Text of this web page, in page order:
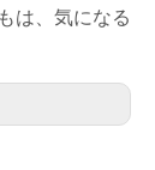
は、気になる